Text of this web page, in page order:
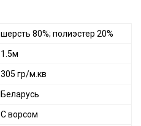
шерсть 80%; полиэстер 20%
1.5м
305 гр/м.кв
Беларусь
С ворсом